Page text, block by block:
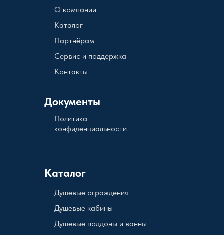
О компании
Документы
Каталог
Политика
конфиденциальности
Партнёрам
Сервис и поддержка
Контакты
Каталог
Душевые кабины
Душевые поддоны и ванны
Душевые ограждения